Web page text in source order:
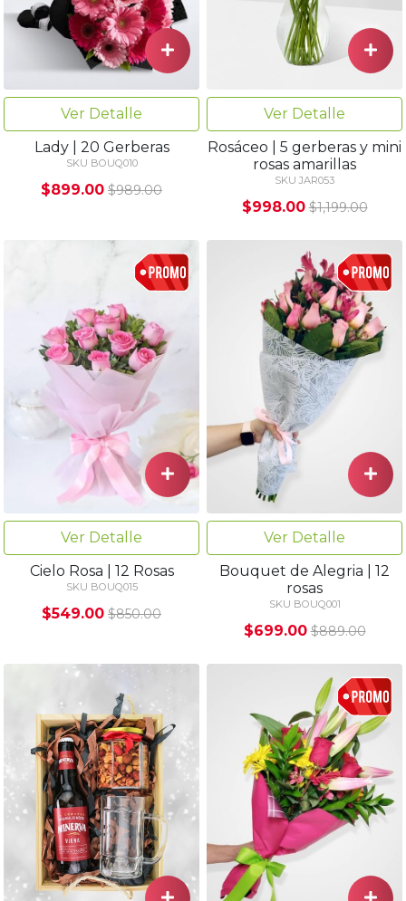
Ver Detalle
Lady | 20 Gerberas
SKU BOUQ010
$899.00 $989.00
Ver Detalle
Rosáceo | 5 gerberas y mini
rosas amarillas
SKU JAR053
$998.00 $1,199.00
Ver Detalle
Cielo Rosa | 12 Rosas
SKU BOUQ015
$549.00 $850.00
Ver Detalle
Bouquet de Alegria | 12
rosas
SKU BOUQ001
$699.00 $889.00